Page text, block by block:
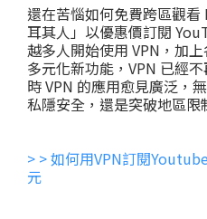
還在苦惱如何免費跨區觀
耳其人」以優惠價訂閱
越多人開始使用 VPN，加
多元化新功能，VPN 已經
時 VPN 的應用愈見廣泛，
私隱安全，還是突破地區限
> > 如何用VPN訂閱
元